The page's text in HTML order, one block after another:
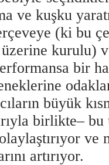
ve kuşku
(ki bu
üzerine kurulu)
bir
büyük
birlikte–
ve
artırıyor.